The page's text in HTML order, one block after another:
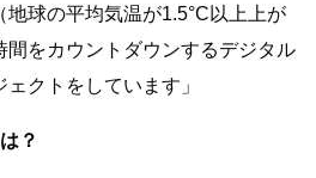
地球の平均気温が1.5°C以上上が
間をカウントダウンするデジタル
クトをしています」
？